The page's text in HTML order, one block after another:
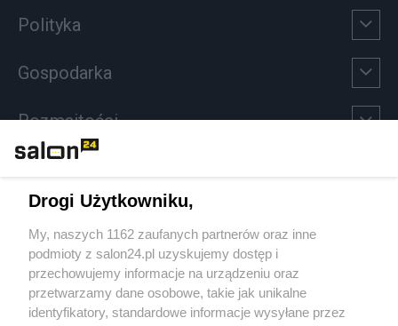
Polityka
Gospodarka
Rozmaitości
Sport
Społeczeństwo
Kultura
Drogi Użytkowniku,
My, naszych 1162 zaufanych partnerów oraz inne
podmioty z salon24.pl uzyskujemy dostęp i
przechowujemy informacje na urządzeniu oraz
przetwarzamy dane osobowe, takie jak unikalne
identyfikatory, standardowe informacje wysyłane przez